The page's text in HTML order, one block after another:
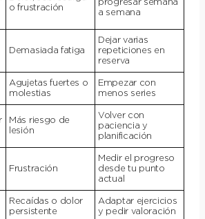
o frustración
progresar semana
a semana
Demasiada fatiga
Dejar varias
repeticiones en
reserva
Agujetas fuertes o
molestias
Empezar con
menos series
Más riesgo de
lesión
Volver con
paciencia y
planificación
Frustración
Medir el progreso
desde tu punto
actual
Recaídas o dolor
persistente
Adaptar ejercicios
y pedir valoración